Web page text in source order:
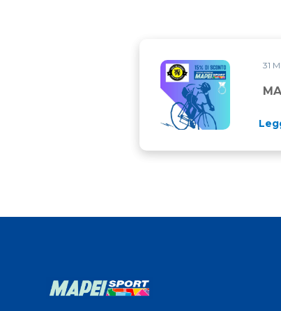
MAPEI SPORT PEDALA
31